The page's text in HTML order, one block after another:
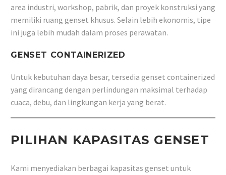
area industri, workshop, pabrik, dan proyek konstruksi yang
memiliki ruang genset khusus. Selain lebih ekonomis, tipe
ini juga lebih mudah dalam proses perawatan.
GENSET CONTAINERIZED
Untuk kebutuhan daya besar, tersedia genset containerized
yang dirancang dengan perlindungan maksimal terhadap
cuaca, debu, dan lingkungan kerja yang berat.
PILIHAN KAPASITAS GENSET
Kami menyediakan berbagai kapasitas genset untuk